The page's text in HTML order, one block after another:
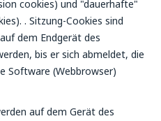
cookies) und "dauerhafte"
. Sitzung-Cookies sind
dem Endgerät des
bis er sich abmeldet, die
Software (Webbrowser)
auf dem Gerät des